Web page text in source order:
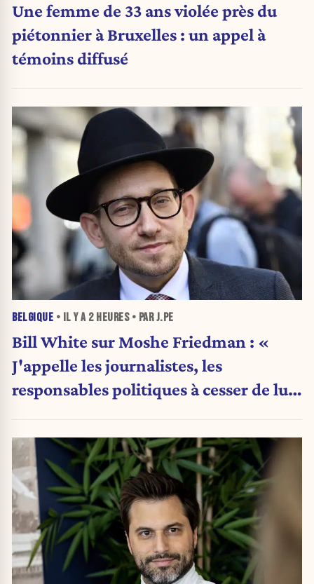
Une femme de 33 ans violée près du
piétonnier à Bruxelles : un appel à
témoins diffusé
BELGIQUE • IL Y A 2 HEURES• PAR J.PE
Bill White sur Moshe Friedman : «
J'appelle les journalistes, les
responsables politiques à cesser de lui